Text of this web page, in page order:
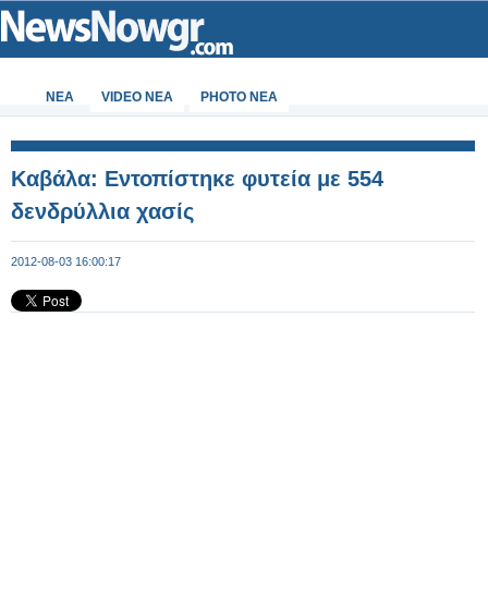
ΝΕΑ VIDEO NEA PHOTO NEA
Καβάλα: Εντοπίστηκε φυτεία με 554
δενδρύλλια χασίς
2012-08-03 16:00:17